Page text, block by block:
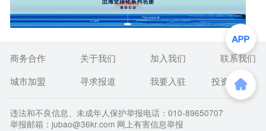
商务合作 关于我们 加入我们
联系我们
城市加盟
寻求报道 我要入驻 投资者关系
违法和不良信息、未成年人保护举报电话：010-89650707
举报邮箱：jubao@36kr.com 网上有害信息举报